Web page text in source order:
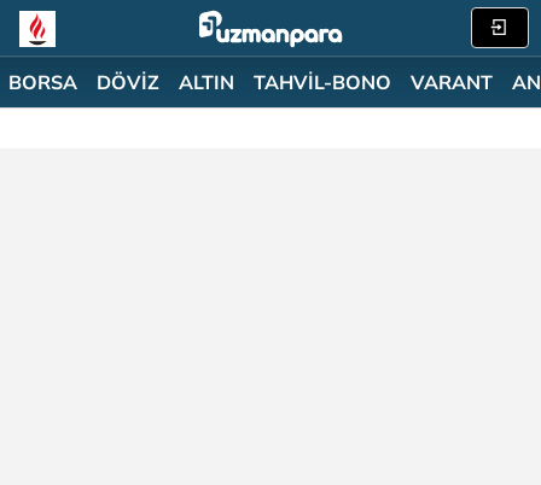
BORSA DÖVİZ ALTIN TAHVİL-BONO VARANT